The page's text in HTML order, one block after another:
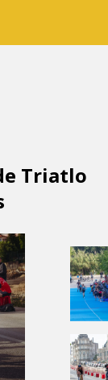
Triatlo